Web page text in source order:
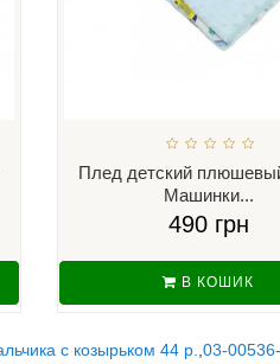
Плед детский
Машинки...
490 грн
В КОШИК
с козырьком 44 р.,03-